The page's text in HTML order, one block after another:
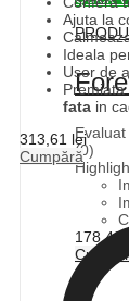
Evaluat
(0)
178,48
Ajuta la
Ideala
Usor de
fata in
313,61 lei
Cumpără